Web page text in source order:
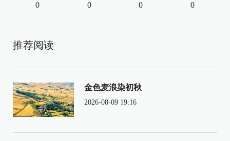
0 0 0 0
推荐阅读
金色麦浪染初秋
2026-08-09 19:16